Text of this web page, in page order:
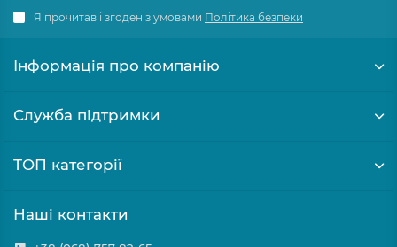
Я прочитав і згоден з умовами Політика безпеки
Інформація про компанію
Служба підтримки
ТОП категорії
Наші контакти